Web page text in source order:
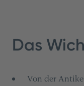
Das
Von der